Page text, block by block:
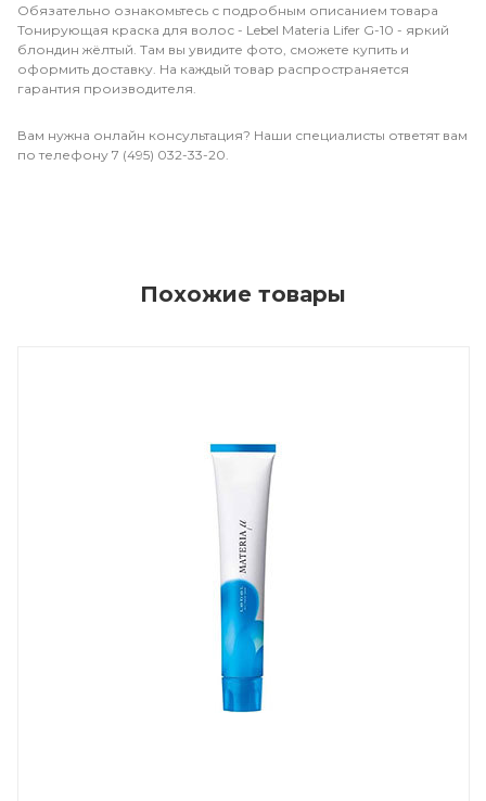
Обязательно ознакомьтесь с подробным описанием товара
Тонирующая краска для волос - Lebel Materia Lifer G-10 - яркий
блондин жёлтый. Там вы увидите фото, сможете купить и
оформить доставку. На каждый товар распространяется
гарантия производителя.
Вам нужна онлайн консультация? Наши специалисты ответят вам
по телефону 7 (495) 032-33-20.
Похожие товары